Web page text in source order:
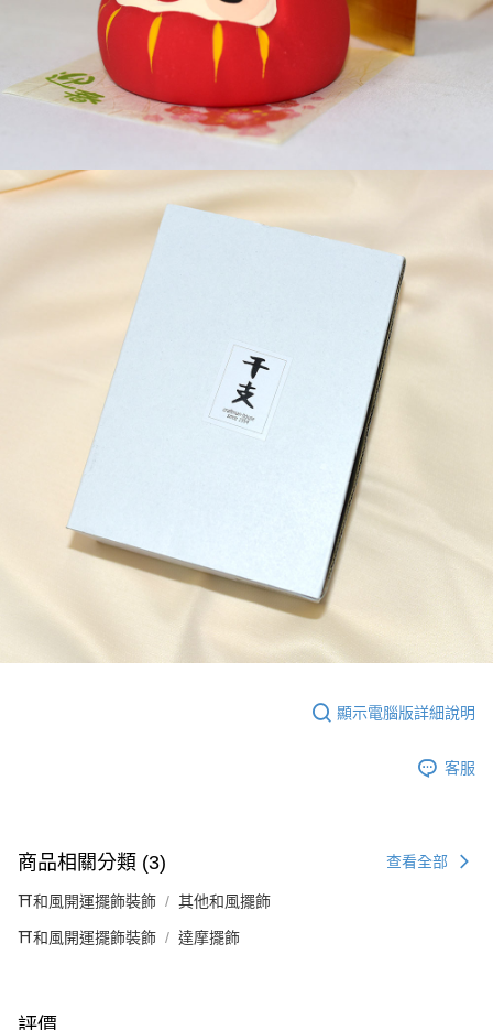
顯示電腦版詳細說明
客服
商品相關分類 (3) 查看全部
⛩️和風開運擺飾裝飾 其他和風擺飾
⛩️和風開運擺飾裝飾 達摩擺飾